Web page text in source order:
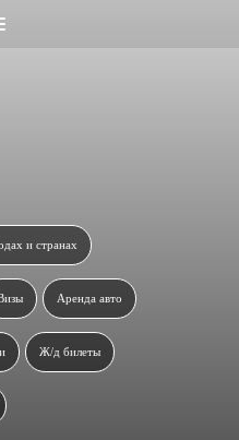
и странах
Аренда авто
Ж/д билеты